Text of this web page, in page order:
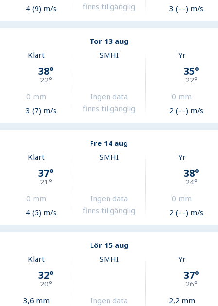
4 (9) m/s
finns tillgänglig
3 (- -) m/s
Tor 13 aug
Klart
38°
22°
0 mm
3 (7) m/s
SMHI
Ingen data
finns tillgänglig
Yr
35°
22°
0 mm
2 (- -) m/s
Fre 14 aug
Klart
37°
21°
0 mm
4 (5) m/s
SMHI
Ingen data
finns tillgänglig
Yr
38°
24°
0 mm
2 (- -) m/s
Lör 15 aug
Klart
32°
20°
3,6 mm
SMHI
Ingen data
Yr
37°
26°
2,2 mm